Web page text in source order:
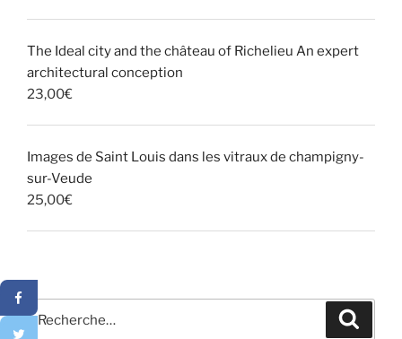
The Ideal city and the château of Richelieu An expert
architectural conception
23,00€
Images de Saint Louis dans les vitraux de champigny-
sur-Veude
25,00€
Recherche
pour